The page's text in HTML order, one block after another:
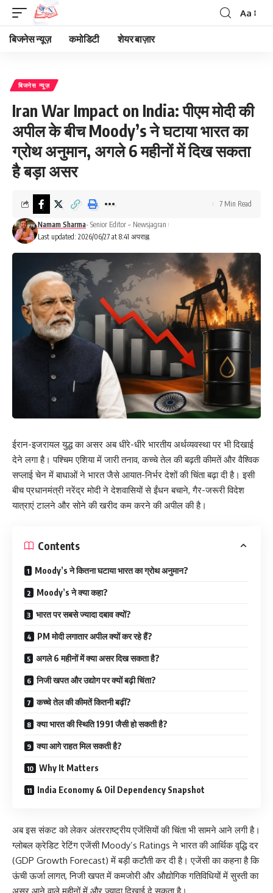
Font
Aa
बिजनेस न्यूज़ कमोडिटी शेयर बाज़ार
बिजनेस न्यूज़
Iran War Impact on India: पीएम मोदी की
अपील के बीच Moody’s ने घटाया भारत का
ग्रोथ अनुमान, अगले 6 महीनों में दिख सकता
है बड़ा असर
Last updated: 2026/06/27 at 8:41 अपराह्न
Namam Sharma- Senior Editor – Newsjagran
7 Min Read
ईरान-इजरायल युद्ध का असर अब धीरे-धीरे भारतीय अर्थव्यवस्था पर भी दिखाई
देने लगा है। पश्चिम एशिया में जारी तनाव, कच्चे तेल की बढ़ती कीमतें और वैश्विक
सप्लाई चेन में बाधाओं ने भारत जैसे आयात-निर्भर देशों की चिंता बढ़ा दी है। इसी
बीच प्रधानमंत्री नरेंद्र मोदी ने देशवासियों से ईंधन बचाने, गैर-जरूरी विदेश
यात्राएं टालने और सोने की खरीद कम करने की अपील की है।
Contents
Moody’s ने कितना घटाया भारत का ग्रोथ अनुमान?
Moody’s ने क्या कहा?
भारत पर सबसे ज्यादा दबाव क्यों?
PM मोदी लगातार अपील क्यों कर रहे हैं?
अगले 6 महीनों में क्या असर दिख सकता है?
निजी खपत और उद्योग पर क्यों बढ़ी चिंता?
कच्चे तेल की कीमतें कितनी बढ़ीं?
क्या भारत की स्थिति 1991 जैसी हो सकती है?
क्या आगे राहत मिल सकती है?
Why It Matters
India Economy & Oil Dependency Snapshot
अब इस संकट को लेकर अंतरराष्ट्रीय एजेंसियों की चिंता भी सामने आने लगी है।
ग्लोबल क्रेडिट रेटिंग एजेंसी Moody’s Ratings ने भारत की आर्थिक वृद्धि दर
(GDP Growth Forecast) में बड़ी कटौती कर दी है। एजेंसी का कहना है कि
ऊंची ऊर्जा लागत, निजी खपत में कमजोरी और औद्योगिक गतिविधियों में सुस्ती का